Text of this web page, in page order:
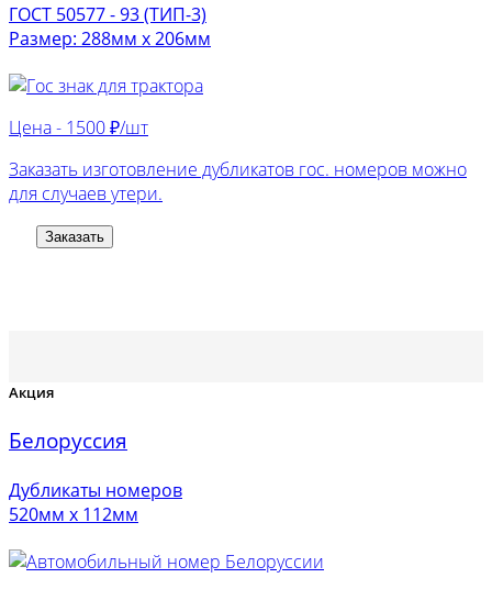
ГОСТ 50577 - 93 (ТИП-3)
Размер: 288мм х 206мм
Цена - 1500 ₽/шт
Заказать изготовление дубликатов гос. номеров можно
для случаев утери.
Заказать
Акция
Белоруссия
Дубликаты номеров
520мм х 112мм